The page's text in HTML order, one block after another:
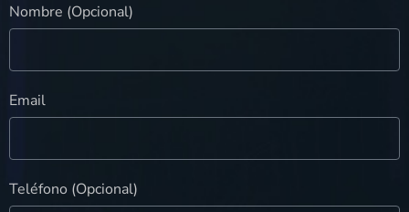
Nombre (Opcional)
Email
Teléfono (Opcional)